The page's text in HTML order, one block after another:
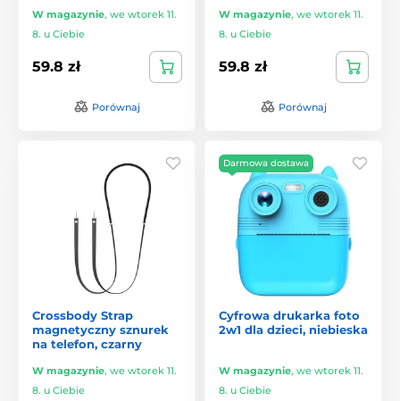
W magazynie, we wtorek 11.
8. u Ciebie
59.8 zł
Porównaj
W magazynie, we wtorek 11.
8. u Ciebie
59.8 zł
Porównaj
Crossbody Strap
magnetyczny sznurek
na telefon, czarny
W magazynie, we wtorek 11.
8. u Ciebie
Darmowa dostawa
Cyfrowa drukarka foto
2w1 dla dzieci, niebieska
W magazynie, we wtorek 11.
8. u Ciebie